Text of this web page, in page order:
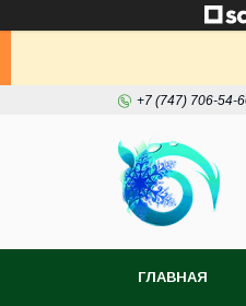
+7 (747) 706-54-
ГЛАВНАЯ